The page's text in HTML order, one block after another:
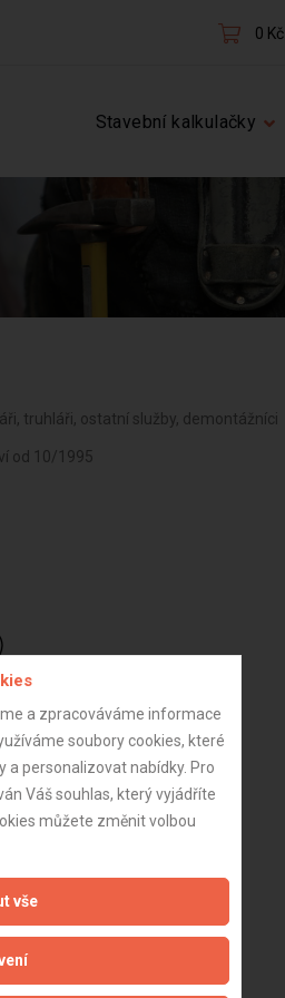
0 Kč
Stavební kalkulačky
truhláři, ostatní služby, demontážníci
od 10/1995
a zpracováváme informace
soubory cookies, které
a personalizovat nabídky. Pro
Váš souhlas, který vyjádříte
můžete změnit volbou
vše